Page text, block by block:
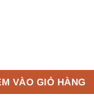
VÀO GIỎ HÀNG